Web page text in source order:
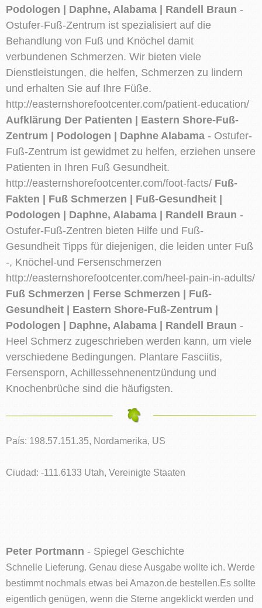
Podologen | Daphne, Alabama | Randell Braun -
Ostufer-Fuß-Zentrum ist spezialisiert auf die
Behandlung von Fuß und Knöchel damit
verbundenen Schmerzen. Wir bieten viele
Dienstleistungen, die helfen, Schmerzen zu lindern
und erhalten Sie auf Ihre Füße.
http://easternshorefootcenter.com/patient-education/
Aufklärung Der Patienten | Eastern Shore-Fuß-
Zentrum | Podologen | Daphne Alabama - Ostufer-
Fuß-Zentrum ist gewidmet zu helfen, erziehen unsere
Patienten in Ihren Fuß Gesundheit.
http://easternshorefootcenter.com/foot-facts/ Fuß-
Fakten | Fuß Schmerzen | Fuß-Gesundheit |
Podologen | Daphne, Alabama | Randell Braun -
Ostufer-Fuß-Zentren bieten Hilfe und Fuß-
Gesundheit Tipps für diejenigen, die leiden unter Fuß
-, Knöchel-und Fersenschmerzen
http://easternshorefootcenter.com/heel-pain-in-adults/
Fuß Schmerzen | Ferse Schmerzen | Fuß-
Gesundheit | Eastern Shore-Fuß-Zentrum |
Podologen | Daphne, Alabama | Randell Braun -
Heel Schmerz zugeschrieben werden kann, um viele
verschiedene Bedingungen. Plantare Fasciitis,
Fersensporn, Achillessehnenentzündung und
Knochenbrüche sind die häufigsten.
País: 198.57.151.35, Nordamerika, US
Ciudad: -111.6133 Utah, Vereinigte Staaten
Peter Portmann - Spiegel Geschichte
Schnelle Lieferung. Genau diese Ausgabe wollte ich. Werde
bestimmt nochmals etwas bei Amazon.de bestellen.Es sollte
eigentlich genügen, wenn die Sterne angeklickt werden und